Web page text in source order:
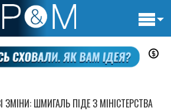
ЗМІНИ: ШМИГАЛЬ ПІДЕ З МІНІСТЕРСТВА